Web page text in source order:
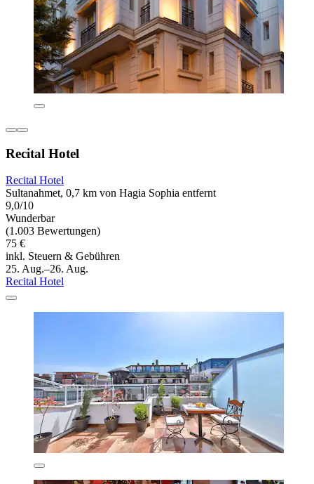
Recital Hotel
Recital Hotel
Sultanahmet, 0,7 km von Hagia Sophia entfernt
9,0/10
Wunderbar
(1.003 Bewertungen)
75 €
inkl. Steuern & Gebühren
25. Aug.–26. Aug.
Recital Hotel